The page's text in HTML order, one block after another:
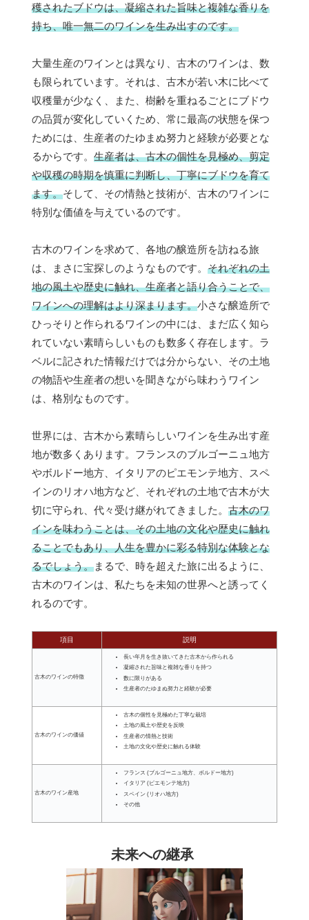
穫されたブドウは、凝縮された旨味と複雑な香りを
持ち、唯一無二のワインを生み出すのです。
大量生産のワインとは異なり、古木のワインは、数
も限られています。それは、古木が若い木に比べて
収穫量が少なく、また、樹齢を重ねるごとにブドウ
の品質が変化していくため、常に最高の状態を保つ
ためには、生産者のたゆまぬ努力と経験が必要とな
るからです。 生産者は、古木の個性を見極め、剪定
や収穫の時期を慎重に判断し、丁寧にブドウを育て
ます。そして、その情熱と技術が、古木のワインに
特別な価値を与えているのです。
古木のワインを求めて、各地の醸造所を訪ねる旅
は、まさに宝探しのようなものです。 それぞれの土
地の風土や歴史に触れ、生産者と語り合うことで、
ワインへの理解はより深まります。小さな醸造所で
ひっそりと作られるワインの中には、まだ広く知ら
れていない素晴らしいものも数多く存在します。ラ
ベルに記された情報だけでは分からない、その土地
の物語や生産者の想いを聞きながら味わうワイン
は、格別なものです。
世界には、古木から素晴らしいワインを生み出す産
地が数多くあります。フランスのブルゴーニュ地方
やボルドー地方、イタリアのピエモンテ地方、スペ
インのリオハ地方など、それぞれの土地で古木が大
切に守られ、代々受け継がれてきました。 古木のワ
インを味わうことは、その土地の文化や歴史に触れ
ることでもあり、人生を豊かに彩る特別な体験とな
るでしょう。まるで、時を超えた旅に出るように、
古木のワインは、私たちを未知の世界へと誘ってく
れるのです。
項目 説明
古木のワインの特徴
長い年月を生き抜いてきた古木から作られる
凝縮された旨味と複雑な香りを持つ
数に限りがある
生産者のたゆまぬ努力と経験が必要
古木のワインの価値
古木の個性を見極めた丁寧な栽培
土地の風土や歴史を反映
生産者の情熱と技術
土地の文化や歴史に触れる体験
古木のワイン産地
フランス (ブルゴーニュ地方、ボルドー地方)
イタリア (ピエモンテ地方)
スペイン (リオハ地方)
その他
未来への継承